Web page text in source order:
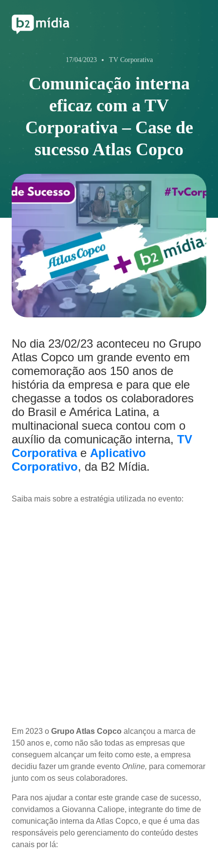
17/04/2023 TV Corporativa
Comunicação interna
eficaz com a TV
Corporativa – Case de
sucesso Atlas Copco
No dia 23/02/23 aconteceu no Grupo
Atlas Copco um grande evento em
comemoração aos 150 anos de
história da empresa e para que ele
chegasse a todos os colaboradores
do Brasil e América Latina, a
multinacional sueca contou com o
auxílio da comunicação interna, TV
Corporativa e Aplicativo
Corporativo, da B2 Mídia.
Saiba mais sobre a estratégia utilizada no evento:
Em 2023 o Grupo Atlas Copco alcançou a marca de
150 anos e, como não são todas as empresas que
conseguem alcançar um feito como este, a empresa
decidiu fazer um grande evento Online, para comemorar
junto com os seus colaboradores.
Para nos ajudar a contar este grande case de sucesso,
convidamos a Giovanna Caliope, integrante do time de
comunicação interna da Atlas Copco, e que é uma das
responsáveis pelo gerenciamento do conteúdo destes
canais por lá: